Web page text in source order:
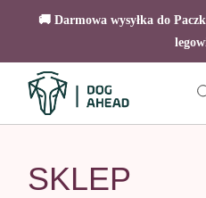
🚚 Darmowa wysyłka do
content
SKLEP